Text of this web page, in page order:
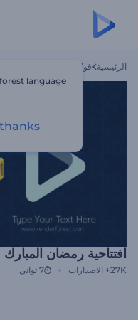
الرئيسية قوالب
افتتاحية رمضان المبارك
27K+ الاصدارات 7 ثواني
language